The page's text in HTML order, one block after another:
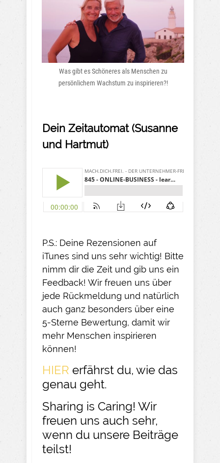
Was gibt es Schöneres als Menschen zu
persönlichem Wachstum zu inspirieren?!
Dein Zeitautomat (Susanne
und Hartmut)
P.S.: Deine Rezensionen auf
iTunes sind uns sehr wichtig! Bitte
nimm dir die Zeit und gib uns ein
Feedback! Wir freuen uns über
jede Rückmeldung und natürlich
auch ganz besonders über eine
5-Sterne Bewertung, damit wir
mehr Menschen inspirieren
können!
HIER erfährst du, wie das
genau geht.
Sharing is Caring! Wir
freuen uns auch sehr,
wenn du unsere Beiträge
teilst!